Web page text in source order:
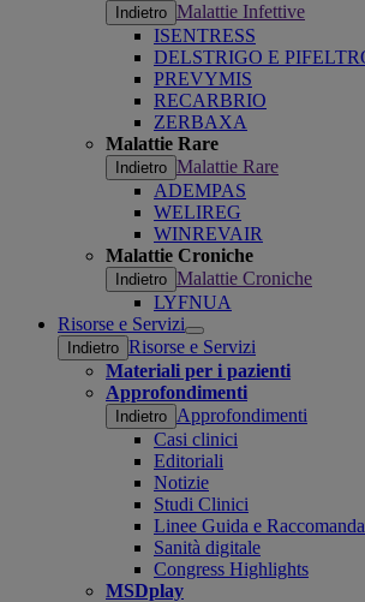
Indietro Malattie Infettive
ISENTRESS
DELSTRIGO E
PREVYMIS
RECARBRIO
ZERBAXA
Malattie Rare
Indietro Malattie Rare
ADEMPAS
WELIREG
WINREVAIR
Malattie Croniche
Indietro Malattie Croniche
LYFNUA
Risorse e Servizi
Open
submenu
Indietro Risorse e Servizi
Materiali per i pazienti
Approfondimenti
Indietro Approfondimenti
Casi clinici
Editoriali
Notizie
Studi Clinici
Linee Guida e
Sanità digitale
Congress Highlights
MSDplay